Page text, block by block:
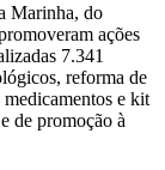
Marinha, do
ações
7.341
reforma de
e kit
de promoção à